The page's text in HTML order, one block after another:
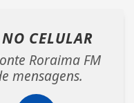
NO CELULAR
Roraima FM
mensagens.